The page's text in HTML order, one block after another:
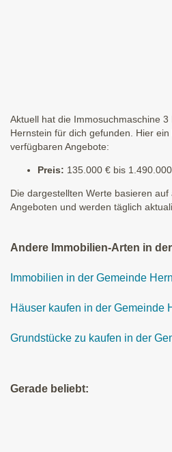
Aktuell hat die Immosuchmaschine
Hernstein für dich gefunden. Hier
verfügbaren Angebote:
Preis: 135.000 € bis
Die dargestellten Werte basieren
Angeboten und werden täglich
Andere Immobilien-Arten in
Immobilien in der Gemeinde
Häuser kaufen in der Gemeinde
Grundstücke zu kaufen in der
Gerade beliebt: